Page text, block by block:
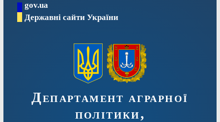
Перейтиgov.ua
Державні сайти України
Департамент аграрної
політики,